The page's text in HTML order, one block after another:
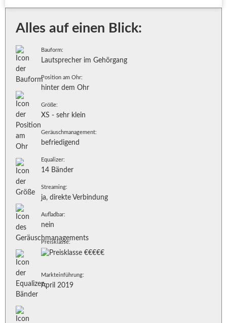
Alles auf einen Blick:
Bauform:
Lautsprecher im Gehörgang
Position am Ohr:
hinter dem Ohr
Größe:
XS - sehr klein
Geräuschmanagement:
befriedigend
Equalizer:
14 Bänder
Streaming:
ja, direkte Verbindung
Aufladbar:
nein
Preisklasse:
Markteinführung:
April 2019